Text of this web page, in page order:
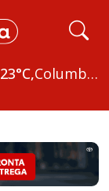
23°C, Columbus